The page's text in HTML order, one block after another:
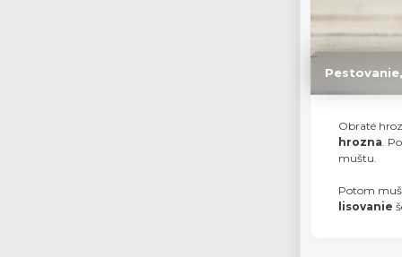
Obraté
hrozna .
muštu.
Potom
lisovanie